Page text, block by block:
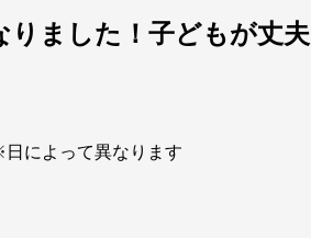
りました！子どもが丈夫
によって異なります